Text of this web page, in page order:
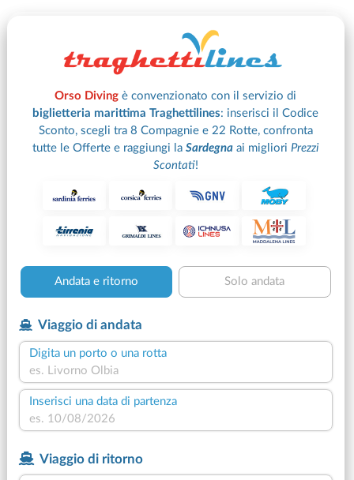
Orso Diving è convenzionato con il servizio di
biglietteria marittima Traghettilines: inserisci il Codice
Sconto, scegli tra 8 Compagnie e 22 Rotte, confronta
tutte le Offerte e raggiungi laSardegna ai miglioriPrezzi
Scontati!
Andata e ritorno Solo andata
Viaggio di andata
Digita un porto o una rotta
Inserisci una data di partenza
Viaggio di ritorno